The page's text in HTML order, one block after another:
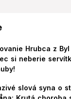
Hrubca z
si neberie
slová syna o